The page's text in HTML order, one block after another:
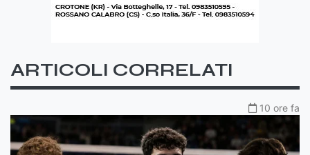
ARTICOLI CORRELATI
10 ore fa